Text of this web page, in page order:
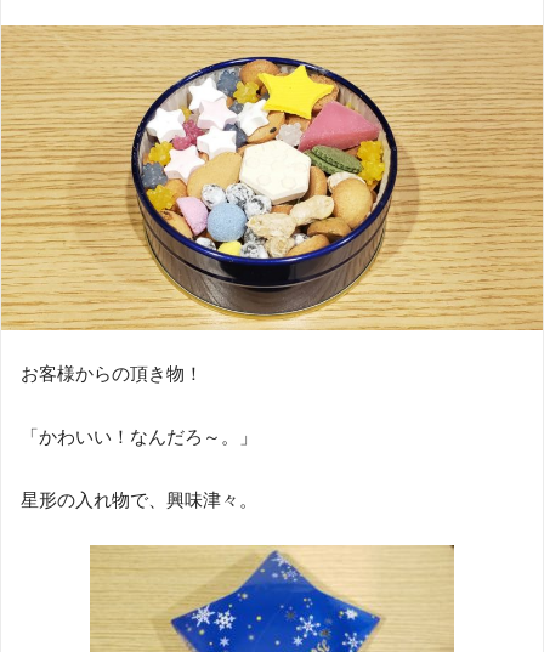
お客様からの頂き物！
「かわいい！なんだろ～。」
星形の入れ物で、興味津々。